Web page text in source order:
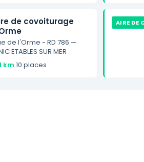
de covoiturage
de l'Orme - RD 786 —
ETABLES SUR MER
km·10 places
AIRE DE